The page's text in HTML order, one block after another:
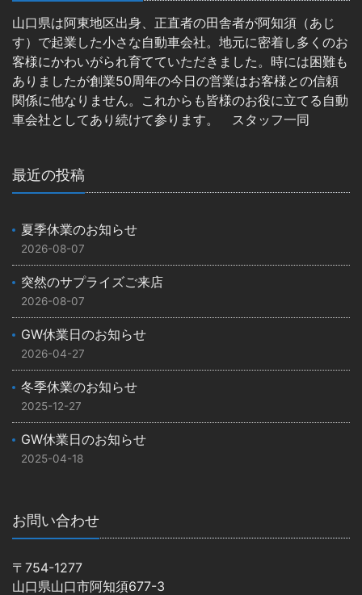
山口県は阿東地区出身、正直者の田舎者が阿知須（あじ
す）で起業した小さな自動車会社。地元に密着し多くのお
客様にかわいがられ育てていただきました。時には困難も
ありましたが創業50周年の今日の営業はお客様との信頼
関係に他なりません。これからも皆様のお役に立てる自動
車会社としてあり続けて参ります。 スタッフ一同
最近の投稿
夏季休業のお知らせ
2026-08-07
突然のサプライズご来店
2026-08-07
GW休業日のお知らせ
2026-04-27
冬季休業のお知らせ
2025-12-27
GW休業日のお知らせ
2025-04-18
お問い合わせ
〒754-1277
山口県山口市阿知須677-3